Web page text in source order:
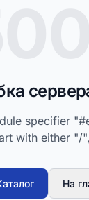
specifier
with either "/
На